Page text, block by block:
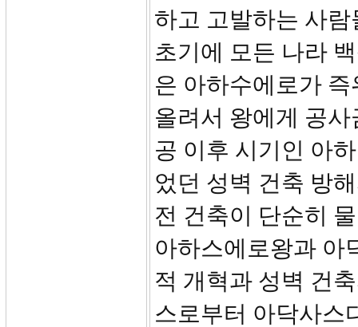
하고 고발하는 사
초기에 모든 나라
은 아하수에로가
올려서 왕에게 공
공 이후 시기인 아
었던 성벽 건축 방
전 건축이 단순히
아하스에로왕과 아
적 개혁과 성벽 건
스로부터 아닥사스